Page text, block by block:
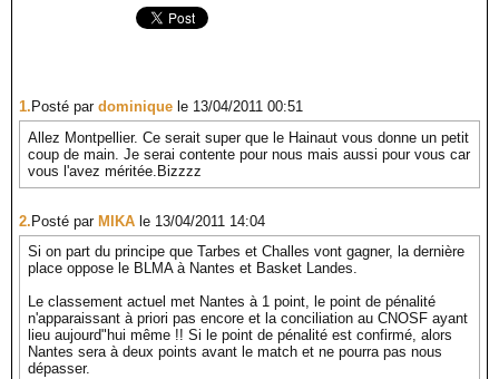
1. Posté par dominique le 13/04/2011 00:51
Allez Montpellier. Ce serait super que le Hainaut vous donne un petit
coup de main. Je serai contente pour nous mais aussi pour vous car
vous l'avez méritée.Bizzzz
2.Posté par MIKA le 13/04/2011 14:04
Si on part du principe que Tarbes et Challes vont gagner, la dernière
place oppose le BLMA à Nantes et Basket Landes.
Le classement actuel met Nantes à 1 point, le point de pénalité
n'apparaissant à priori pas encore et la conciliation au CNOSF ayant
lieu aujourd"hui même !! Si le point de pénalité est confirmé, alors
Nantes sera à deux points avant le match et ne pourra pas nous
dépasser.